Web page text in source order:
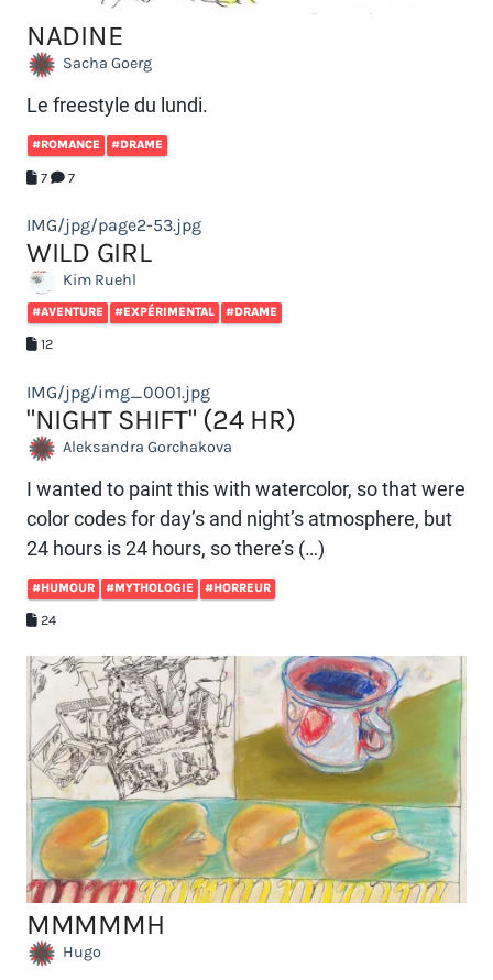
NADINE
Sacha Goerg
Le freestyle du lundi.
#ROMANCE #DRAME
7 7
IMG/jpg/page2-53.jpg
WILD GIRL
Kim Ruehl
#AVENTURE #EXPÉRIMENTAL #DRAME
12
IMG/jpg/img_0001.jpg
"NIGHT SHIFT" (24 HR)
Aleksandra Gorchakova
I wanted to paint this with watercolor, so that were
color codes for day’s and night’s atmosphere, but
24 hours is 24 hours, so there’s (…)
#HUMOUR #MYTHOLOGIE #HORREUR
24
MMMMMH
Hugo